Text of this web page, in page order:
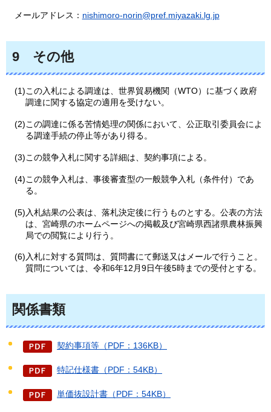
メールアドレス： nishimoro-norin@pref.miyazaki.lg.jp
9 その他
(1)この入札による調達は、世界貿易機関（WTO）に基づく政府
調達に関する協定の適用を受けない。
(2)この調達に係る苦情処理の関係において、公正取引委員会によ
る調達手続の停止等があり得る。
(3)この競争入札に関する詳細は、契約事項による。
(4)この競争入札は、事後審査型の一般競争入札（条件付）であ
る。
(5)入札結果の公表は、落札決定後に行うものとする。公表の方法
は、宮崎県のホームページへの掲載及び宮崎県西諸県農林振興
局での閲覧により行う。
(6)入札に対する質問は、質問書にて郵送又はメールで行うこと。
質問については、令和6年12月9日午後5時までの受付とする。
関係書類
契約事項等（PDF：136KB）
特記仕様書（PDF：54KB）
単価抜設計書（PDF：54KB）